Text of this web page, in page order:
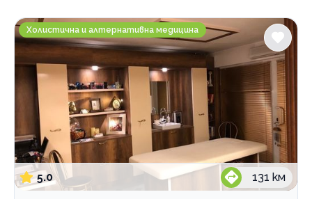
Вибо Аспект бутиково студио за здравословен
Холистична и алтернативна медицина
5.0 131 км